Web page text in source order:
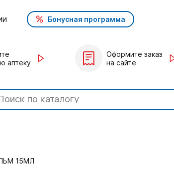
Бонусная программа
аптеку
Оформите заказ
на сайте
15МЛ